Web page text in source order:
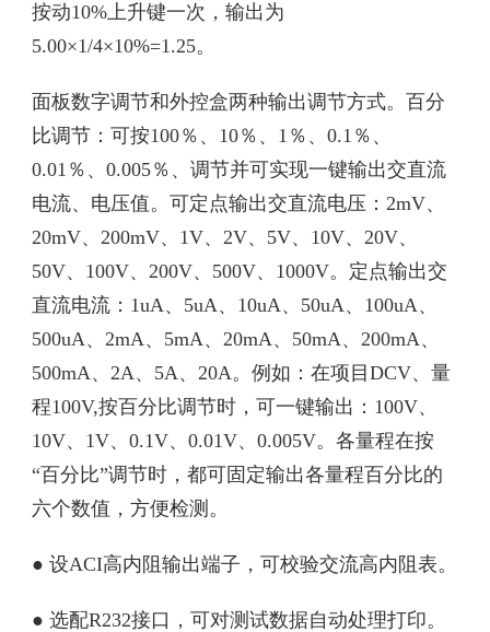
按动10%上升键一次，输出为
5.00×1/4×10%=1.25。
面板数字调节和外控盒两种输出调节方式。百分
比调节：可按100％、10％、1％、0.1％、
0.01％、0.005％、调节并可实现一键输出交直流
电流、电压值。可定点输出交直流电压：2mV、
20mV、200mV、1V、2V、5V、10V、20V、
50V、100V、200V、500V、1000V。定点输出交
直流电流：1uA、5uA、10uA、50uA、100uA、
500uA、2mA、5mA、20mA、50mA、200mA、
500mA、2A、5A、20A。例如：在项目DCV、量
程100V,按百分比调节时，可一键输出：100V、
10V、1V、0.1V、0.01V、0.005V。各量程在按
“百分比”调节时，都可固定输出各量程百分比的
六个数值，方便检测。
● 设ACI高内阻输出端子，可校验交流高内阻表。
● 选配R232接口，可对测试数据自动处理打印。